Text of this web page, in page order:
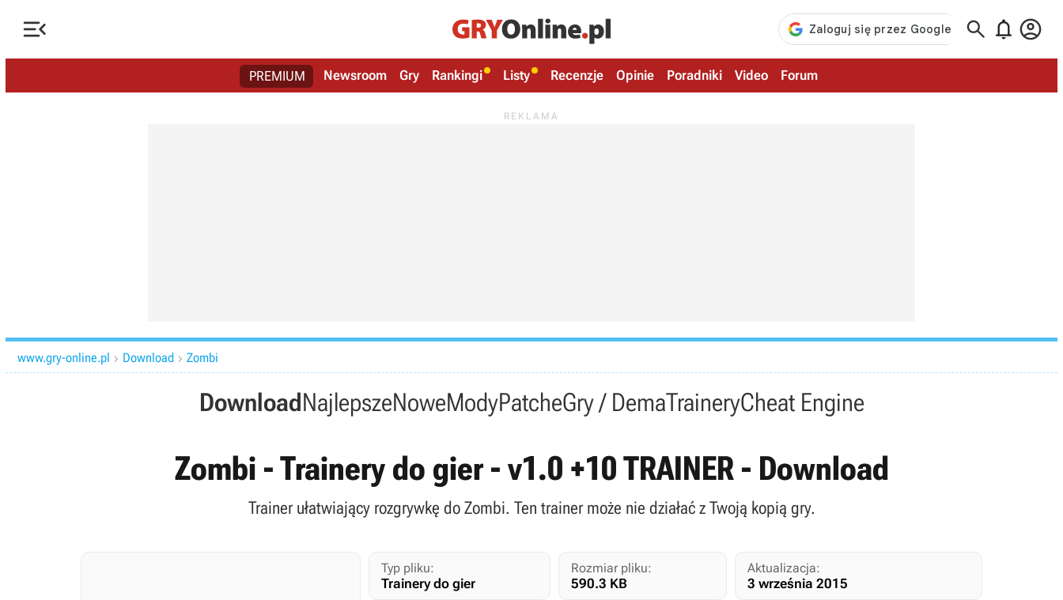
   
PREMIUM Newsroom Gry Rankingi Listy Recenzje Opinie Poradniki Video Forum
www.gry-online.pl  Download  Zombi
DownloadNajlepszeNoweModyPatcheGry / DemaTraineryCheat Engine
Zombi - Trainery do gier - v1.0 +10 TRAINER - Download
Trainer ułatwiający rozgrywkę do Zombi. Ten trainer może nie działać z Twoją kopią gry.
Typ pliku:
Trainery do gier
Rozmiar pliku:
590.3 KB
Aktualizacja:
3 września 2015